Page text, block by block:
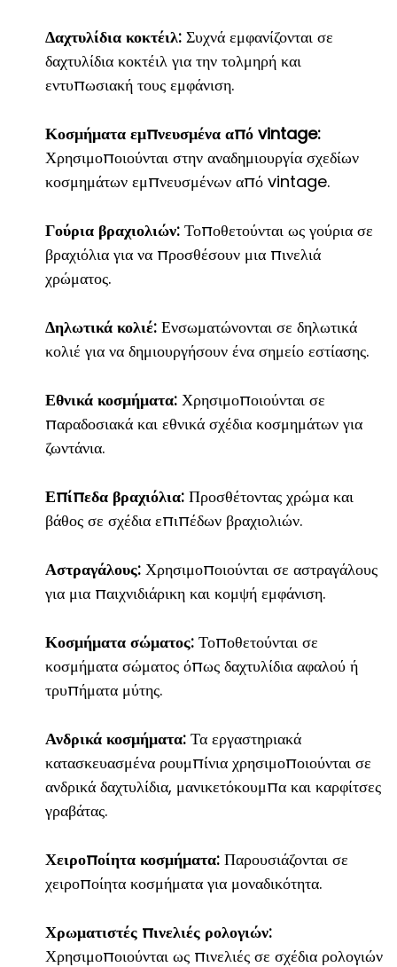
Δαχτυλίδια κοκτέιλ:Συχνά εμφανίζονται σε
δαχτυλίδια κοκτέιλ για την τολμηρή και
εντυπωσιακή τους εμφάνιση.
Κοσμήματα εμπνευσμένα από vintage:
Χρησιμοποιούνται στην αναδημιουργία σχεδίων
κοσμημάτων εμπνευσμένων από vintage.
Γούρια βραχιολιών:Τοποθετούνται ως γούρια σε
βραχιόλια για να προσθέσουν μια πινελιά
χρώματος.
Δηλωτικά κολιέ:Ενσωματώνονται σε δηλωτικά
κολιέ για να δημιουργήσουν ένα σημείο εστίασης.
Εθνικά κοσμήματα:Χρησιμοποιούνται σε
παραδοσιακά και εθνικά σχέδια κοσμημάτων για
ζωντάνια.
Επίπεδα βραχιόλια:Προσθέτοντας χρώμα και
βάθος σε σχέδια επιπέδων βραχιολιών.
Αστραγάλους:Χρησιμοποιούνται σε αστραγάλους
για μια παιχνιδιάρικη και κομψή εμφάνιση.
Κοσμήματα σώματος:Τοποθετούνται σε
κοσμήματα σώματος όπως δαχτυλίδια αφαλού ή
τρυπήματα μύτης.
Ανδρικά κοσμήματα:Τα εργαστηριακά
κατασκευασμένα ρουμπίνια χρησιμοποιούνται σε
ανδρικά δαχτυλίδια, μανικετόκουμπα και καρφίτσες
γραβάτας.
Χειροποίητα κοσμήματα:Παρουσιάζονται σε
χειροποίητα κοσμήματα για μοναδικότητα.
Χρωματιστές πινελιές ρολογιών:
Χρησιμοποιούνται ως πινελιές σε σχέδια ρολογιών